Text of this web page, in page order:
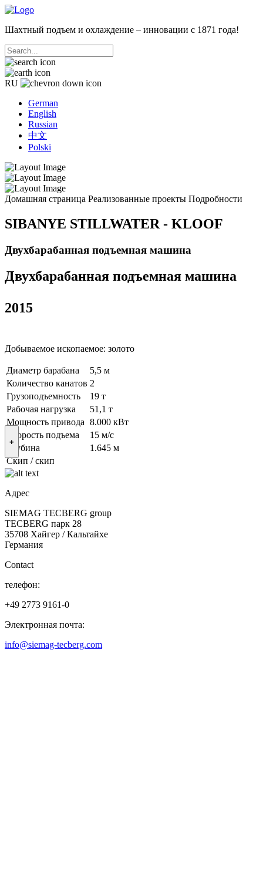
Шахтный подъем и охлаждение – инновации с 1871 года!
RU
German
English
Russian
中文
Polski
Домашняя страница Реализованные проекты Подробности
SIBANYE STILLWATER - KLOOF
Двухбарабанная подъемная машина
Двухбарабанная подъемная машина
2015
Добываемое ископаемое: золото
Диаметр барабана
5,5 м
Количество канатов 2
Грузоподъемность
19 т
Рабочая нагрузка
51,1 т
Мощность привода 8.000 кВт
Скорость подъема
15 м/с
Глубина
1.645 м
Скип / скип
Адрес
SIEMAG TECBERG group
TECBERG парк 28
35708 Хайгер / Кальтайхе
Германия
Contact
телефон:
+49 2773 9161-0
Электронная почта:
info@siemag-tecberg.com
+